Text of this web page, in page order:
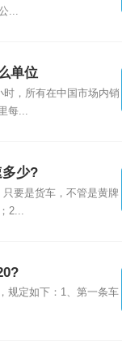
...
单位
时，所有在中国市场内销
每...
少?
要是货车，不管是黄牌
2...
规定如下：1、第一条车